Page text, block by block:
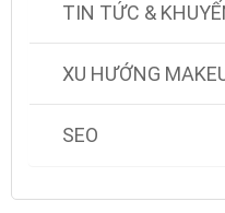
TIN TỨC &
XU HƯỚNG
SEO